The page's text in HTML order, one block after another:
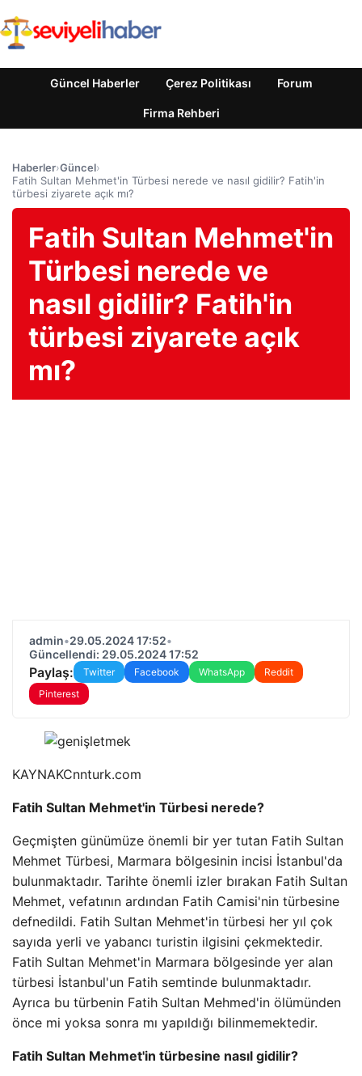
Güncel Haberler Çerez Politikası Forum
Firma Rehberi
Haberler›Güncel›
Fatih Sultan Mehmet'in Türbesi nerede ve nasıl gidilir? Fatih'in
türbesi ziyarete açık mı?
Fatih Sultan Mehmet'in
Türbesi nerede ve
nasıl gidilir? Fatih'in
türbesi ziyarete açık
mı?
admin•29.05.2024 17:52•
Güncellendi: 29.05.2024 17:52
Paylaş: Twitter Facebook WhatsApp
Reddit
Pinterest
KAYNAKCnnturk.com
Fatih Sultan Mehmet'in Türbesi nerede?
Geçmişten günümüze önemli bir yer tutan Fatih Sultan
Mehmet Türbesi, Marmara bölgesinin incisi İstanbul'da
bulunmaktadır. Tarihte önemli izler bırakan Fatih Sultan
Mehmet, vefatının ardından Fatih Camisi'nin türbesine
defnedildi. Fatih Sultan Mehmet'in türbesi her yıl çok
sayıda yerli ve yabancı turistin ilgisini çekmektedir.
Fatih Sultan Mehmet'in Marmara bölgesinde yer alan
türbesi İstanbul'un Fatih semtinde bulunmaktadır.
Ayrıca bu türbenin Fatih Sultan Mehmed'in ölümünden
önce mi yoksa sonra mı yapıldığı bilinmemektedir.
Fatih Sultan Mehmet'in türbesine nasıl gidilir?